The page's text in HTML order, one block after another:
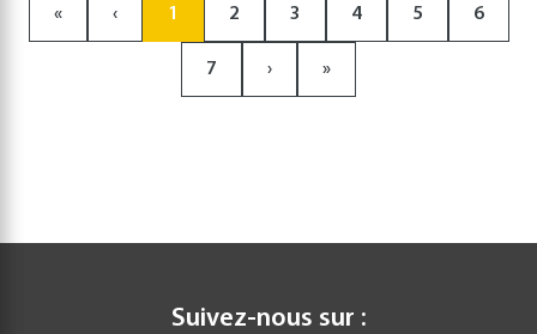
« ‹ 1 2 3 4 5 6
7 › »
Suivez-nous sur :